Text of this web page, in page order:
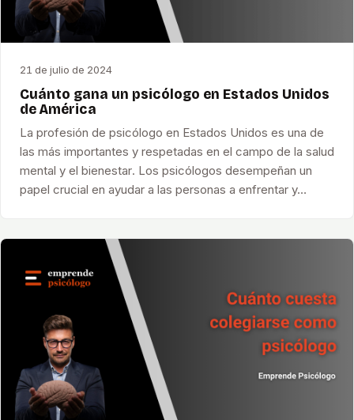
21 de julio de 2024
Cuánto gana un psicólogo en Estados Unidos
de América
La profesión de psicólogo en Estados Unidos es una de
las más importantes y respetadas en el campo de la salud
mental y el bienestar. Los psicólogos desempeñan un
papel crucial en ayudar a las personas a enfrentar y…